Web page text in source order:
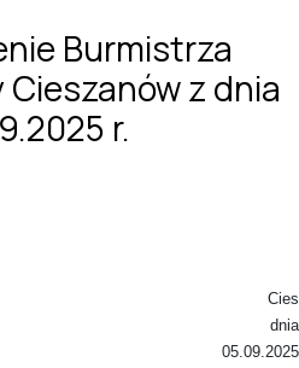
Burmistrza
z dnia
r.
dnia
05.09.2025